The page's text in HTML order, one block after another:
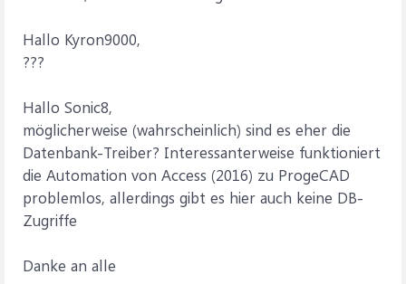
Hallo Kyron9000,
???
Hallo Sonic8,
möglicherweise (wahrscheinlich) sind es eher die
Datenbank-Treiber? Interessanterweise funktioniert
die Automation von Access (2016) zu ProgeCAD
problemlos, allerdings gibt es hier auch keine DB-
Zugriffe
Danke an alle